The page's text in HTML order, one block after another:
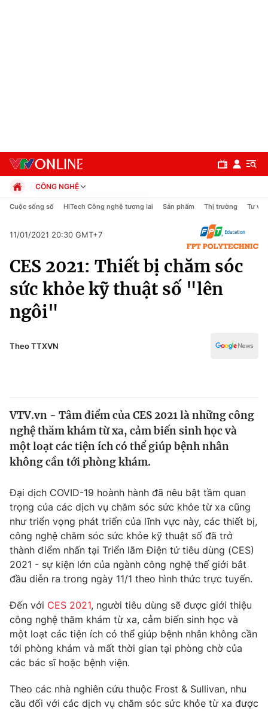
Chính trị
Xã hội
Pháp luật
Thế giới
Tin tức
Thế giới đó đây
Kinh tế
Tài chính
Thị trường
Góc doanh nghiệp
Truyền hình
Phim VTV
Hậu trường
Khán giả
Giải sao mai
Giải trí
Điện ảnh
Âm nhạc
Sao
Đời sống
Du lịch
Làm đẹp
Chất lượng cuộc sống
Giáo dục
Tuyển sinh
Học trực tuyến
Công nghệ
Sản phẩm
Giao lưu trực tuyến
CÔNG NGHỆ
Chính trị
Pháp luật
Thể thao
Truyền hình
Văn hóa - Giải trí
Y tế
Công nghệ
Cuộc sống số HiTech Công nghệ tương lai Sản phẩm Thị trường Tư vấn
11/01/2021 20:30 GMT+7
CES 2021: Thiết bị chăm sóc
sức khỏe kỹ thuật số "lên
ngôi"
Theo TTXVN
VTV.vn - Tâm điểm của CES 2021 là những công
nghệ thăm khám từ xa, cảm biến sinh học và
một loạt các tiện ích có thể giúp bệnh nhân
không cần tới phòng khám.
Đại dịch COVID-19 hoành hành đã nêu bật tầm quan
trọng của các dịch vụ chăm sóc sức khỏe từ xa cũng
như triển vọng phát triển của lĩnh vực này, các thiết bị,
công nghệ chăm sóc sức khỏe kỹ thuật số đã trở
thành điểm nhấn tại Triển lãm Điện tử tiêu dùng (CES)
2021 - sự kiện lớn của ngành công nghệ thế giới bắt
đầu diễn ra trong ngày 11/1 theo hình thức trực tuyến.
Đến với CES 2021, người tiêu dùng sẽ được giới thiệu
công nghệ thăm khám từ xa, cảm biến sinh học và
một loạt các tiện ích có thể giúp bệnh nhân không cần
tới phòng khám và mất thời gian tại phòng chờ của
các bác sĩ hoặc bệnh viện.
Theo các nhà nghiên cứu thuộc Frost & Sullivan, nhu
cầu đối với các dịch vụ chăm sóc sức khỏe từ xa được